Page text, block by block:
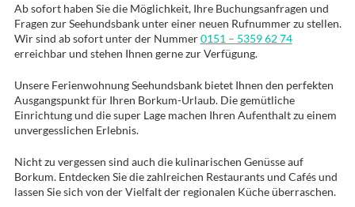
Ab sofort haben Sie die Möglichkeit, Ihre Buchungsanfragen und
Fragen zur Seehundsbank unter einer neuen Rufnummer zu stellen.
Wir sind ab sofort unter der Nummer0151 – 5359 62 74
erreichbar und stehen Ihnen gerne zur Verfügung.
Unsere Ferienwohnung Seehundsbank bietet Ihnen den perfekten
Ausgangspunkt für Ihren Borkum-Urlaub. Die gemütliche
Einrichtung und die super Lage machen Ihren Aufenthalt zu einem
unvergesslichen Erlebnis.
Nicht zu vergessen sind auch die kulinarischen Genüsse auf
Borkum. Entdecken Sie die zahlreichen Restaurants und Cafés und
lassen Sie sich von der Vielfalt der regionalen Küche überraschen.